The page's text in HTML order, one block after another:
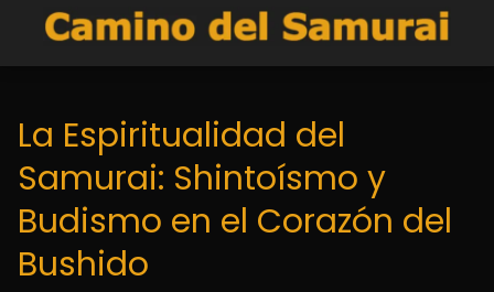
La Espiritualidad del
Samurai: Shintoísmo y
Budismo en el Corazón del
Bushido